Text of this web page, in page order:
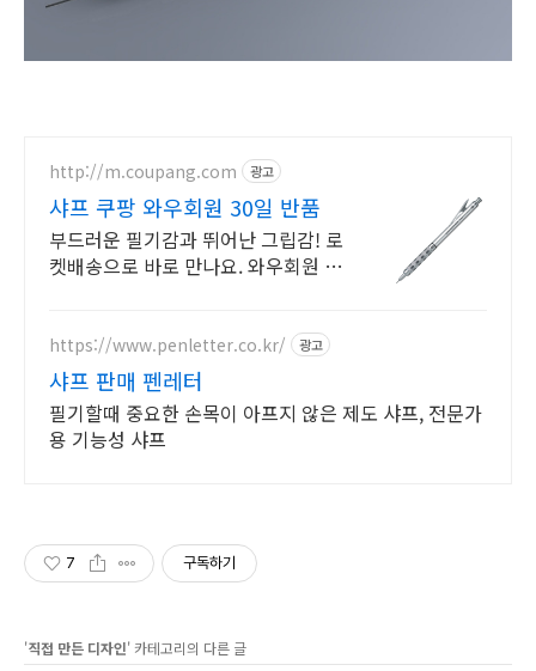
http://m.coupang.com 광고
샤프 쿠팡 와우회원 30일 반품
부드러운 필기감과 뛰어난 그립감! 로
켓배송으로 바로 만나요. 와우회원 무
https://www.penletter.co.kr/ 광고
샤프 판매 펜레터
필기할때 중요한 손목이 아프지 않은 제도 샤프, 전문가
용 기능성 샤프
7 구독하기
'직접 만든 디자인' 카테고리의 다른 글